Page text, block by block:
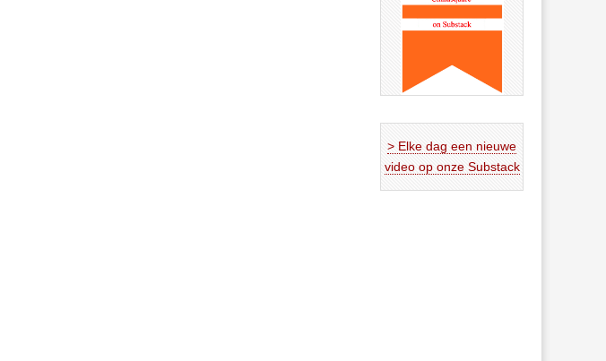
> Elke dag een nieuwe
video op onze Substack